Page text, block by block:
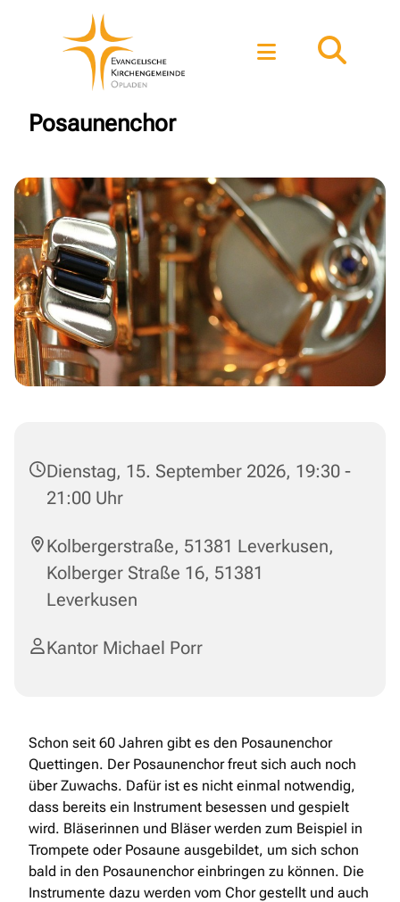
Posaunenchor
Dienstag, 15. September 2026, 19:30 -
21:00 Uhr
Kolbergerstraße, 51381 Leverkusen,
Kolberger Straße 16, 51381
Leverkusen
Kantor Michael Porr
Schon seit 60 Jahren gibt es den Posaunenchor
Quettingen. Der Posaunenchor freut sich auch noch
über Zuwachs. Dafür ist es nicht einmal notwendig,
dass bereits ein Instrument besessen und gespielt
wird. Bläserinnen und Bläser werden zum Beispiel in
Trompete oder Posaune ausgebildet, um sich schon
bald in den Posaunenchor einbringen zu können. Die
Instrumente dazu werden vom Chor gestellt und auch